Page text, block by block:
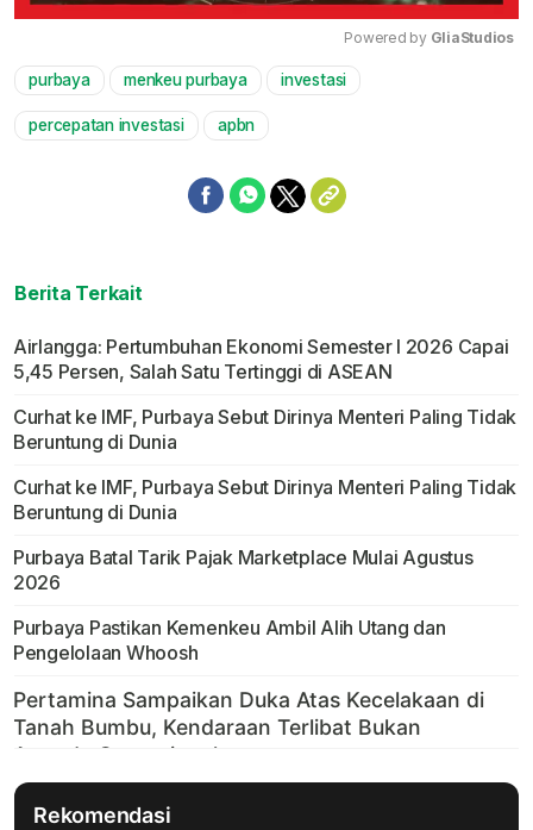
Powered by GliaStudios
purbaya menkeu purbaya investasi
percepatan investasi apbn
Berita Terkait
Airlangga: Pertumbuhan Ekonomi Semester I 2026 Capai
5,45 Persen, Salah Satu Tertinggi di ASEAN
Curhat ke IMF, Purbaya Sebut Dirinya Menteri Paling Tidak
Beruntung di Dunia
Curhat ke IMF, Purbaya Sebut Dirinya Menteri Paling Tidak
Beruntung di Dunia
Purbaya Batal Tarik Pajak Marketplace Mulai Agustus
2026
Purbaya Pastikan Kemenkeu Ambil Alih Utang dan
Pengelolaan Whoosh
Rekomendasi